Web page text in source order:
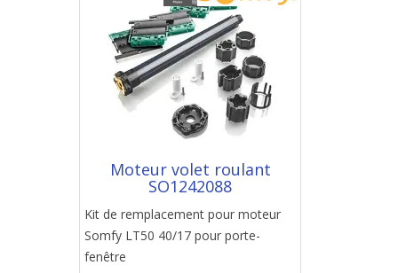
Moteur volet roulant
SO1242088
Kit de remplacement pour moteur
Somfy LT50 40/17 pour porte-
fenêtre